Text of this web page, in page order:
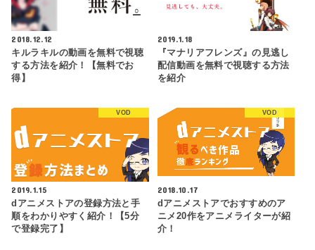
2018.12.12
キルラキルの動画を無料で視聴
する方法を紹介！【無料でお
得】
2019.1.18
『マナリアフレンズ』の見逃し
配信動画を無料で視聴する方法
を紹介
VOD
2019.1.15
dアニメストアの登録方法と手
順をわかりやすく紹介！【5分
で登録完了】
VOD
2018.10.17
dアニメストアでおすすめのア
ニメ20作をアニメライターが紹
介！